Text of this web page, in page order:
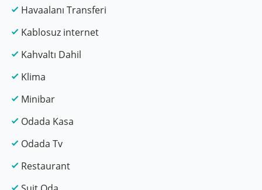
Havaalanı Transferi
Kablosuz internet
Kahvaltı Dahil
Klima
Minibar
Odada Kasa
Odada Tv
Restaurant